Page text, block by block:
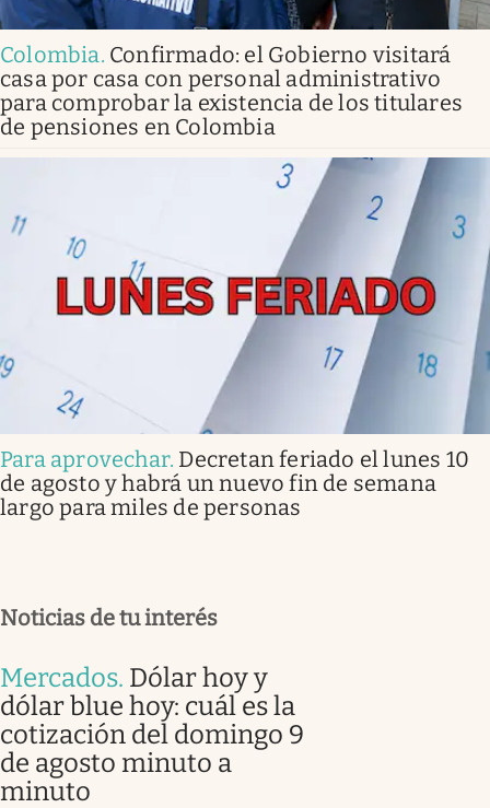
Colombia. Confirmado: el Gobierno visitará
casa por casa con personal administrativo
para comprobar la existencia de los titulares
de pensiones en Colombia
Para aprovechar. Decretan feriado el lunes 10
de agosto y habrá un nuevo fin de semana
largo para miles de personas
Noticias de tu interés
Mercados. Dólar hoy y
dólar blue hoy: cuál es la
cotización del domingo 9
de agosto minuto a
minuto